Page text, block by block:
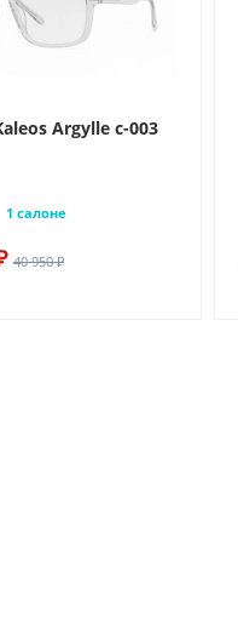
Argylle c-003
1 салоне
40 950 ₽